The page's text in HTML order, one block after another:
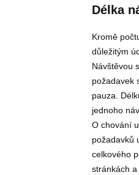
Délka
Kromě
důležitým
Návštěvou
požadavek
pauza.
jednoho
O chování
požadavků
celkového
stránkách a